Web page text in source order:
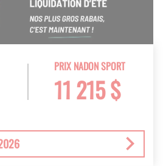
PRIX NADON SPORT
11 215 $